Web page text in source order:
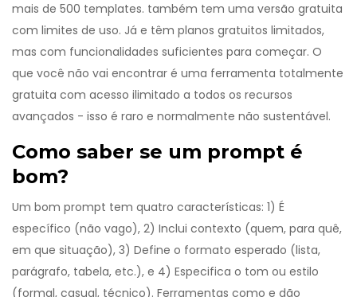
mais de 500 templates. também tem uma versão gratuita
com limites de uso. Já e têm planos gratuitos limitados,
mas com funcionalidades suficientes para começar. O
que você não vai encontrar é uma ferramenta totalmente
gratuita com acesso ilimitado a todos os recursos
avançados - isso é raro e normalmente não sustentável.
Como saber se um prompt é
bom?
Um bom prompt tem quatro características: 1) É
específico (não vago), 2) Inclui contexto (quem, para quê,
em que situação), 3) Define o formato esperado (lista,
parágrafo, tabela, etc.), e 4) Especifica o tom ou estilo
(formal, casual, técnico). Ferramentas como e dão